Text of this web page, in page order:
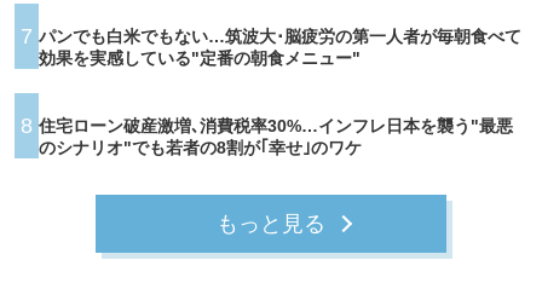
7 パンでも白米でもない…筑波大･脳疲労の第一人者が毎朝食べて
効果を実感している"定番の朝食メニュー"
8 住宅ローン破産激増､消費税率30%…インフレ日本を襲う"最悪
のシナリオ"でも若者の8割が｢幸せ｣のワケ
もっと見る